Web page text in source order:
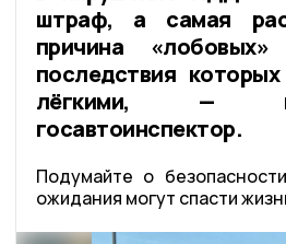
штраф, а самая
причина «лобовых»
последствия
лёгкими, —
госавтоинспектор.
Подумайте о
ожидания могут спасти